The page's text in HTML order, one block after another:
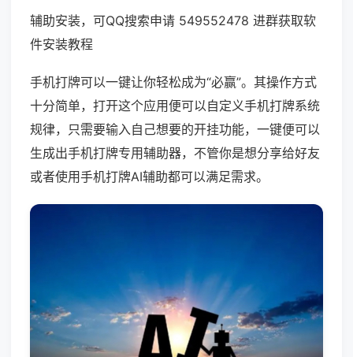
辅助安装，可QQ搜索申请 549552478 进群获取软
件安装教程
手机打牌可以一键让你轻松成为“必赢”。其操作方式
十分简单，打开这个应用便可以自定义手机打牌系统
规律，只需要输入自己想要的开挂功能，一键便可以
生成出手机打牌专用辅助器，不管你是想分享给好友
或者使用手机打牌AI辅助都可以满足需求。